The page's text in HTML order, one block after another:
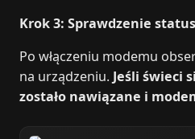
Krok 3: Sprawdzenie
Po włączeniu modemu
na urządzeniu. Jeśli świeci
zostało nawiązane i